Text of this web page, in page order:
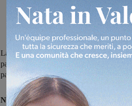
La Futsal Sangiovannese pronta a
partita aperta ad ogni risultato fra due
passi falsi di sabato scorso
Nemmeno il tempo di metabolizzare
la